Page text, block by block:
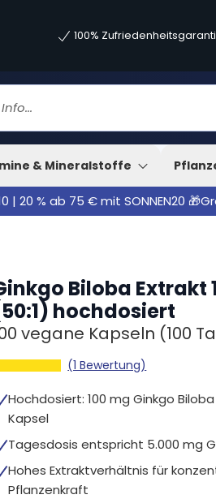
100%
& Mineralstoffe
| 20 % ab 75 € mit SONNEN20
Biloba Extrakt
hochdosiert
vegane Kapseln (100
(1 Bewertung)
Hochdosiert: 100 mg Ginkgo
Kapsel
Tagesdosis entspricht 5.000 mg
Hohes Extraktverhältnis für
Pflanzenkraft